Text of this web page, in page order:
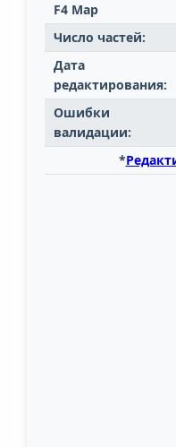
F4 Map
Число частей:
Дата
редактирования:
Ошибки
валидации:
*